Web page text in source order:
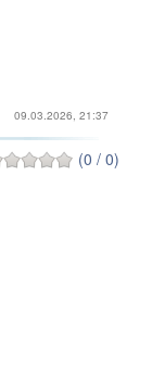
09.03.2026, 21:37
(0 / 0)